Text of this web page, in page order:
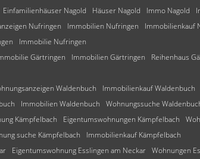
Einfamilienhäuser Nagold Häuser Nagold Immo Nagold
Nufringen Immobilien Nufringen Immobilienkauf
Immobilie Nufringen
Gärtringen Immobilien Gärtringen Reihenhaus
Waldenbuch Immobilienkauf Waldenbuch
Immobilien Waldenbuch
Wohnungssuche
Kämpfelbach Eigentumswohnungen Kämpfelbach
suche Kämpfelbach
Immobilienkauf Kämpfelbach
Eigentumswohnung Esslingen am Neckar Wohnungen